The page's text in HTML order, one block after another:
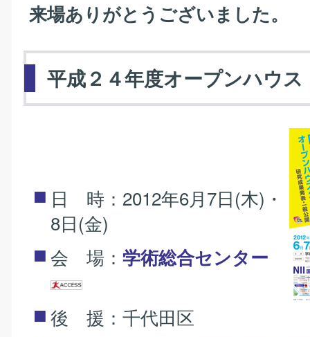
来場ありがとうございました。
平成２４年度オープンハウ
日 時：2012年6月7日(木)・
8日(金)
会 場： 学術総合センター
後 援：千代田区